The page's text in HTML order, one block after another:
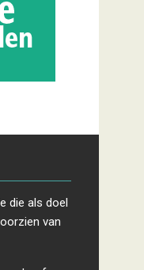
die als doel
van